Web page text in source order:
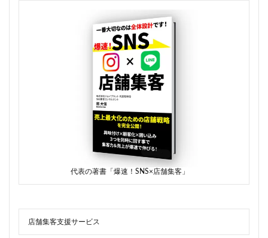
代表の著書「爆速！SNS×店舗集客」
店舗集客支援サービス